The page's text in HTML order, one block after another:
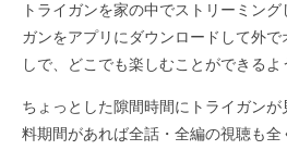
トライガンを家の中でストリーミン
ガンをアプリにダウンロードして外
しで、どこでも楽しむことができるよ
ちょっとした隙間時間にトライガン
料期間があれば全話・全編の視聴も全